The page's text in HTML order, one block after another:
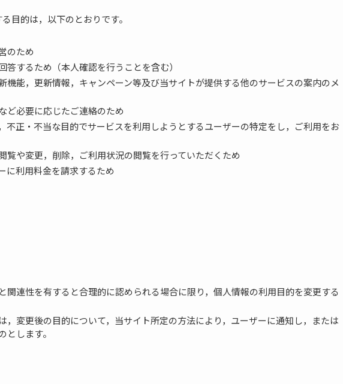
目的は，以下のとおりです。
のため
するため（本人確認を行うことを含む）
機能，更新情報，キャンペーン等及び当サイトが提供する他のサービスの案内のメ
ど必要に応じたご連絡のため
不正・不当な目的でサービスを利用しようとするユーザーの特定をし，ご利用をお
覧や変更，削除，ご利用状況の閲覧を行っていただくため
に利用料金を請求するため
関連性を有すると合理的に認められる場合に限り，個人情報の利用目的を変更する
，変更後の目的について，当サイト所定の方法により，ユーザーに通知し，または
します。